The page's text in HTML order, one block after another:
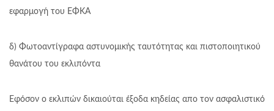
εφαρμογή του ΕΦΚΑ
δ) Φωτοαντίγραφα αστυνομικής ταυτότητας και πιστοποιητικού
θανάτου του εκλιπόντα
Εφόσον ο εκλιπών δικαιούται έξοδα κηδείας απο τον ασφαλιστικό